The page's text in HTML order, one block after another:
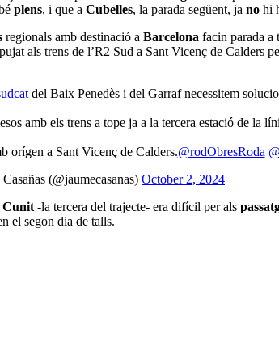
plens, i que a Cubelles, la parada següent, ja no hi
regionals amb destinació a Barcelona facin parada a
als trens de l’R2 Sud a Sant Vicenç de Calders
del Baix Penedès i del Garraf necessitem
amb els trens a tope ja a la tercera estació de la
orígen a Sant Vicenç de Calders.@rodObresRoda
(@jaumecasanas) October 2, 2024
Cunit -la tercera del trajecte- era difícil per als
el segon dia de talls.